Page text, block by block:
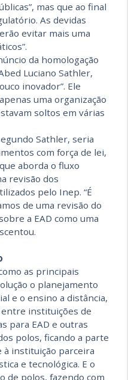
mas que ao final
As devidas
evitar mais uma
da homologação
Luciano Sathler,
inovador”. Ele
uma organização
soltos em várias
Sathler, seria
com força de lei,
aborda o fluxo
revisão dos
pelo Inep. “É
de uma revisão do
a EAD como uma
as principais
o planejamento
e o ensino a distância,
instituições de
para EAD e outras
polos, ficando a parte
à instituição parceira
e tecnológica. E o
de polos, fazendo com